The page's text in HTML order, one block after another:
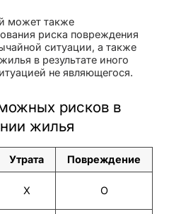
может также
риска повреждения
ситуации, а также
в результате иного
не являющегося.
рисков в
жилья
Утрата Повреждение
Х О